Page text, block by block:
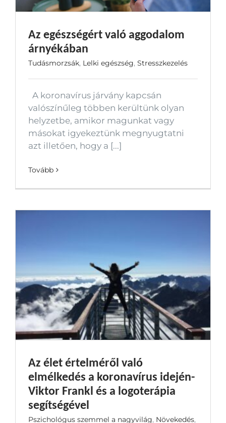
Az egészségért való aggodalom
árnyékában
Tudásmorzsák, Lelki egészség, Stresszkezelés
A koronavírus járvány kapcsán
valószínűleg többen kerültünk olyan
helyzetbe, amikor magunkat vagy
másokat igyekeztünk megnyugtatni
azt illetően, hogy a [...]
Tovább
Az élet értelméről való
elmélkedés a koronavírus idején-
Viktor Frankl és a logoterápia
segítségével
Pszichológus szemmel a nagyvilág, Növekedés,